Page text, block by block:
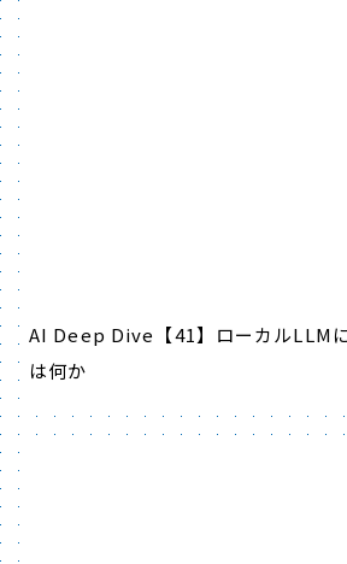
AI Deep Dive【41】ローカルLLM
は何か